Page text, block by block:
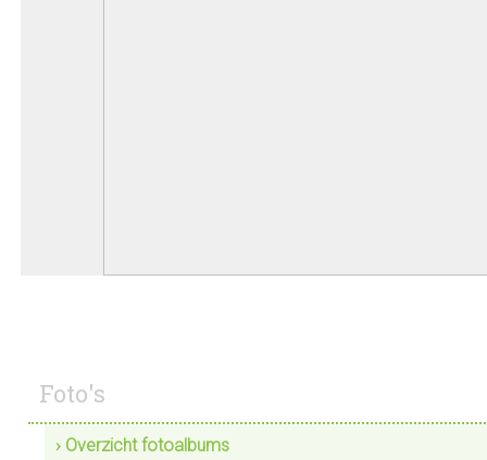
Foto's
› Overzicht fotoalbums